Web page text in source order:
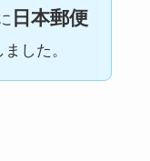
日本郵便
した。